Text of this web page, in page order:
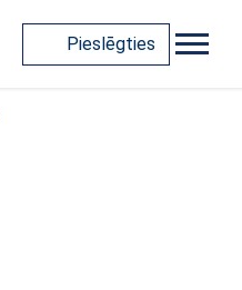
Pieslēgties